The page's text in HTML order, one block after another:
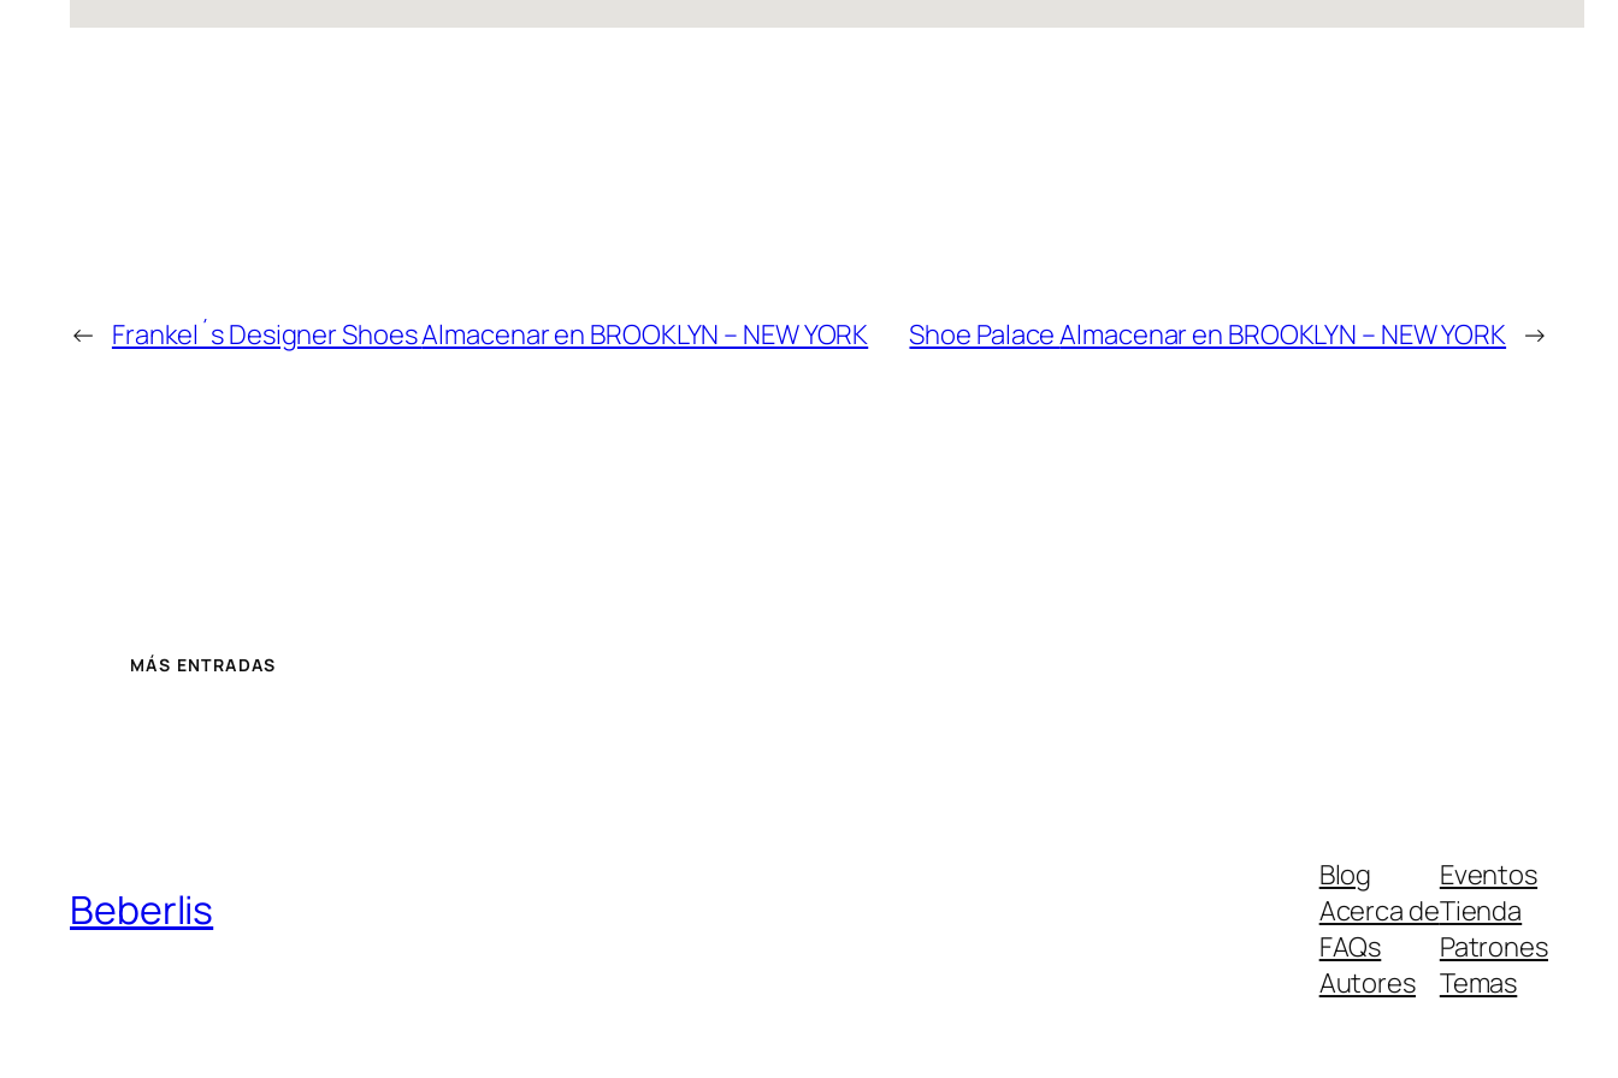
← Frankel´s Designer ShoesAlmacenar en BROOKLYN – NEW YORK Shoe PalaceAlmacenar en BROOKLYN – NEW YORK →
MÁS ENTRADAS
Beberlis
Blog
Acerca de
FAQs
Autores
Eventos
Tienda
Patrones
Temas